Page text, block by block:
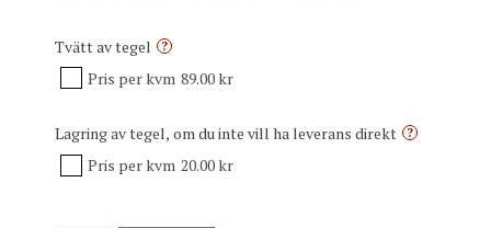
Tvätt av tegel ?
Pris per kvm 89.00 kr
Lagring av tegel, om du inte vill ha leverans direkt ?
Pris per kvm 20.00 kr